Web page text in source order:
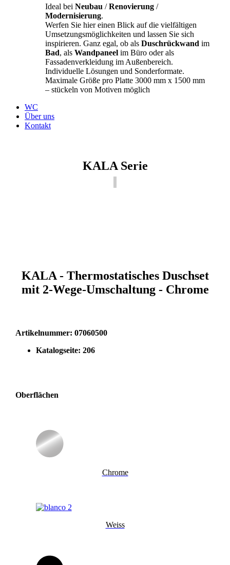
Ideal bei Neubau /Renovierung /
Modernisierung.
Werfen Sie hier einen Blick auf die vielfältigen
Umsetzungsmöglichkeiten und lassen Sie sich
inspirieren. Ganz egal, ob als Duschrückwand im
Bad, als Wandpaneel im Büro oder als
Fassadenverkleidung im Außenbereich.
Individuelle Lösungen und Sonderformate.
Maximale Größe pro Platte 3000 mm x 1500 mm
– stückeln von Motiven möglich
WC
Über uns
Kontakt
KALA Serie
KALA - Thermostatisches Duschset
mit 2-Wege-Umschaltung - Chrome
Artikelnummer: 07060500
Katalogseite: 206
Oberflächen
Chrome
Weiss